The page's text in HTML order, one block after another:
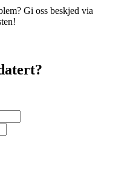
Gi oss beskjed via